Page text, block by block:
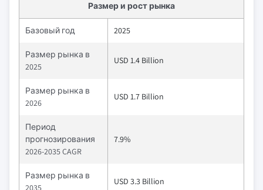
Размер и рост рынка
Базовый год 2025
Размер рынка в
2025
USD 1.4 Billion
Размер рынка в
2026
USD 1.7 Billion
Период
прогнозирования
2026-2035 CAGR
7.9%
Размер рынка в
2035
USD 3.3 Billion